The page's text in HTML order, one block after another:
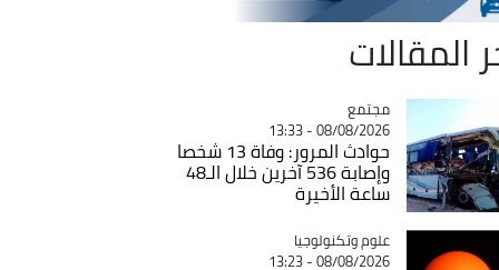
المقالات
Catégorie
مجتمع
08/08/2026 - 13:33
حوادث المرور: وفاة 13 شخصا
وإصابة 536 آخرين خلال الـ48
ساعة الأخيرة
Catégorie
علوم وتكنولوجيا
08/08/2026 - 13:23